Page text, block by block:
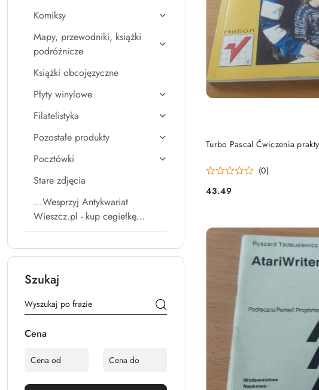
Komiksy
Mapy, przewodniki, książki
podróżnicze
Książki obcojęzyczne
Płyty winylowe
Filatelistyka
Pozostałe produkty
Pocztówki
Stare zdjęcia
...Wesprzyj Antykwariat
Wieszcz.pl - kup cegiełkę...
Szukaj
Cena
Turbo Pascal Ćwiczenia
(0)
Cena:
43.49
DO